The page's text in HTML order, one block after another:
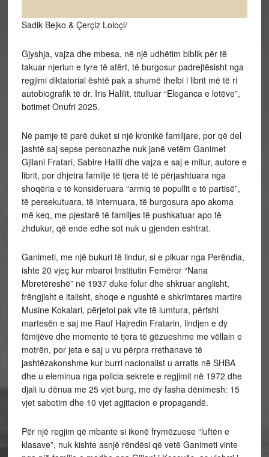
Sadik Bejko & Çerçiz Loloçi/
Gjyshja, vajza dhe mbesa, në një udhëtim biblik për të
takuar njeriun e tyre të afërt, të burgosur padrejtësisht nga
regjimi diktatorial është pak a shumë thelbi i librit më të ri
autobiografik të dr. Iris Halilit, titulluar “Eleganca e lotëve”,
botimet Onufri 2025.
Në pamje të parë duket si një kronikë familjare, por që del
jashtë saj sepse personazhe nuk janë vetëm Ganimet
Gjilani Fratari, Sabire Halili dhe vajza e saj e mitur, autore e
librit, por dhjetra familje të tjera të të përjashtuara nga
shoqëria e të konsideruara “armiq të popullit e të partisë”,
të persekutuara, të internuara, të burgosura apo akoma
më keq, me pjestarë të familjes të pushkatuar apo të
zhdukur, që ende edhe sot nuk u gjenden eshtrat.
Ganimeti, me një bukuri të lindur, si e pikuar nga Perëndia,
ishte 20 vjeç kur mbaroi Institutin Femëror “Nana
Mbretëreshë” në 1937 duke folur dhe shkruar anglisht,
frëngjisht e italisht, shoqe e ngushtë e shkrimtares martire
Musine Kokalari, përjetoi pak vite të lumtura, përfshi
martesën e saj me Rauf Hajredin Fratarin, lindjen e dy
fëmijëve dhe momente të tjera të gëzueshme me vëllain e
motrën, por jeta e saj u vu përpra rrethanave të
jashtëzakonshme kur burri nacionalist u arratis në SHBA
dhe u eleminua nga policia sekrete e regjimit në 1972 dhe
djali iu dënua me 25 vjet burg, me dy fasha dënimesh: 15
vjet sabotim dhe 10 vjet agjitacion e propagandë.
Për një regjim që mbante si ikonë frymëzuese “luftën e
klasave”, nuk kishte asnjë rëndësi që vetë Ganimeti vinte